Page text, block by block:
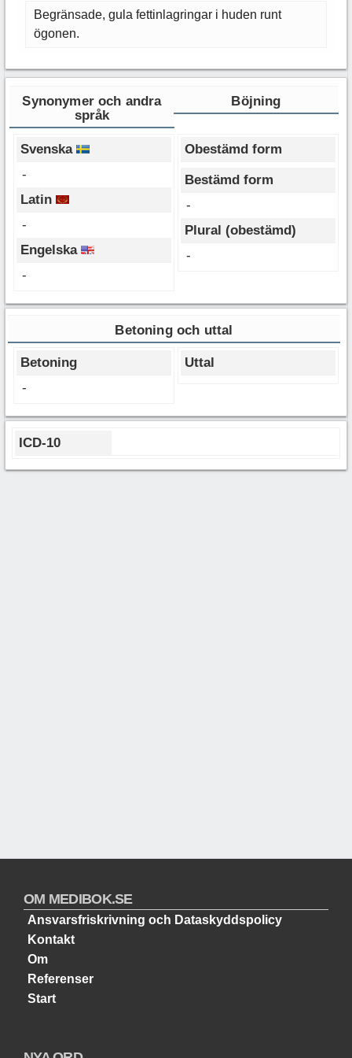
Begränsade, gula fettinlagringar i huden runt
ögonen.
Synonymer och andra
språk
Böjning
Svenska
-
Latin
-
Engelska
-
Obestämd form
Bestämd form
-
Plural (obestämd)
-
Betoning och uttal
Betoning
-
Uttal
ICD-10
OM MEDIBOK.SE
Ansvarsfriskrivning och Dataskyddspolicy
Kontakt
Om
Referenser
Start